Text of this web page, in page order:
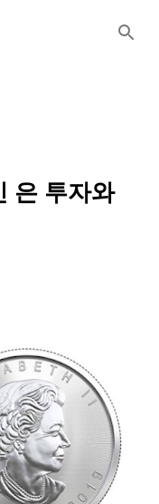
은 투자와